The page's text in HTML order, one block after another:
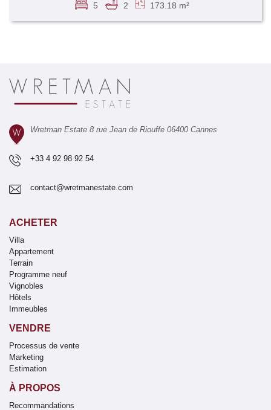
5 2 173.18 m²
Wretman Estate 8 rue Jean de Riouffe 06400 Cannes
+33 4 92 98 92 54
contact@wretmanestate.com
ACHETER
Villa
Appartement
Terrain
Programme neuf
Vignobles
Hôtels
Immeubles
VENDRE
Processus de vente
Marketing
Estimation
À PROPOS
Recommandations